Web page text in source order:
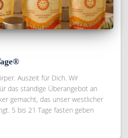
Auszeit für Dich. Wir
das ständige Überangebot an
gemacht, das unser westlicher
5 bis 21 Tage fasten geben